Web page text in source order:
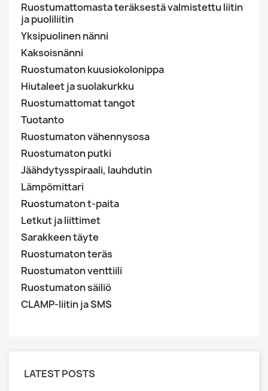
Ruostumattomasta teräksestä valmistettu liitin
ja puoliliitin
Yksipuolinen nänni
Kaksoisnänni
Ruostumaton kuusiokolonippa
Hiutaleet ja suolakurkku
Ruostumattomat tangot
Tuotanto
Ruostumaton vähennysosa
Ruostumaton putki
Jäähdytysspiraali, lauhdutin
Lämpömittari
Ruostumaton t-paita
Letkut ja liittimet
Sarakkeen täyte
Ruostumaton teräs
Ruostumaton venttiili
Ruostumaton säiliö
CLAMP-liitin ja SMS
LATEST POSTS